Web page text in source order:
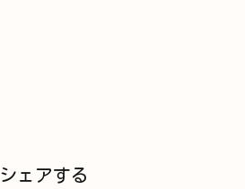
シェアする